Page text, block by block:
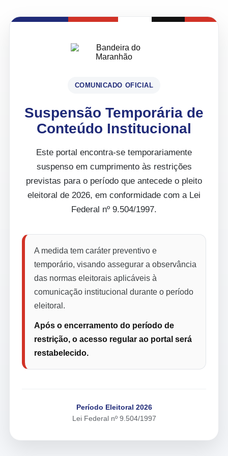
COMUNICADO OFICIAL
Suspensão Temporária de
Conteúdo Institucional
Este portal encontra-se temporariamente
suspenso em cumprimento às restrições
previstas para o período que antecede o pleito
eleitoral de 2026, em conformidade com a Lei
Federal nº 9.504/1997.
A medida tem caráter preventivo e
temporário, visando assegurar a observância
das normas eleitorais aplicáveis à
comunicação institucional durante o período
eleitoral.
Após o encerramento do período de
restrição, o acesso regular ao portal será
restabelecido.
Período Eleitoral 2026
Lei Federal nº 9.504/1997